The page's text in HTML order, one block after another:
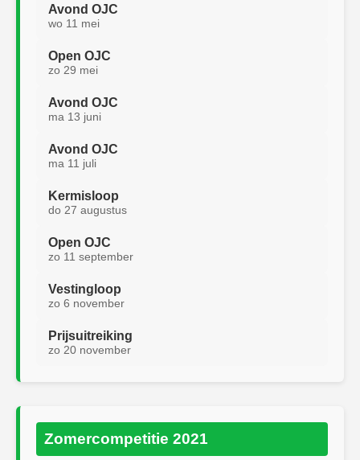
Avond OJC
wo 11 mei
Open OJC
zo 29 mei
Avond OJC
ma 13 juni
Avond OJC
ma 11 juli
Kermisloop
do 27 augustus
Open OJC
zo 11 september
Vestingloop
zo 6 november
Prijsuitreiking
zo 20 november
Zomercompetitie 2021